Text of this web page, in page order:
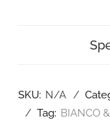
SKU: N/A
Tag: BIANCO